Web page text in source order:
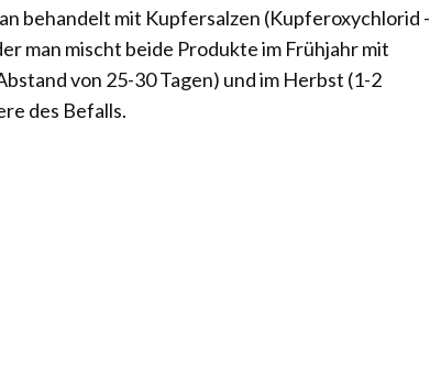
behandelt mit Kupfersalzen (Kupferoxychlorid -
man mischt beide Produkte im Frühjahr mit
von 25-30 Tagen) und im Herbst (1-2
des Befalls.